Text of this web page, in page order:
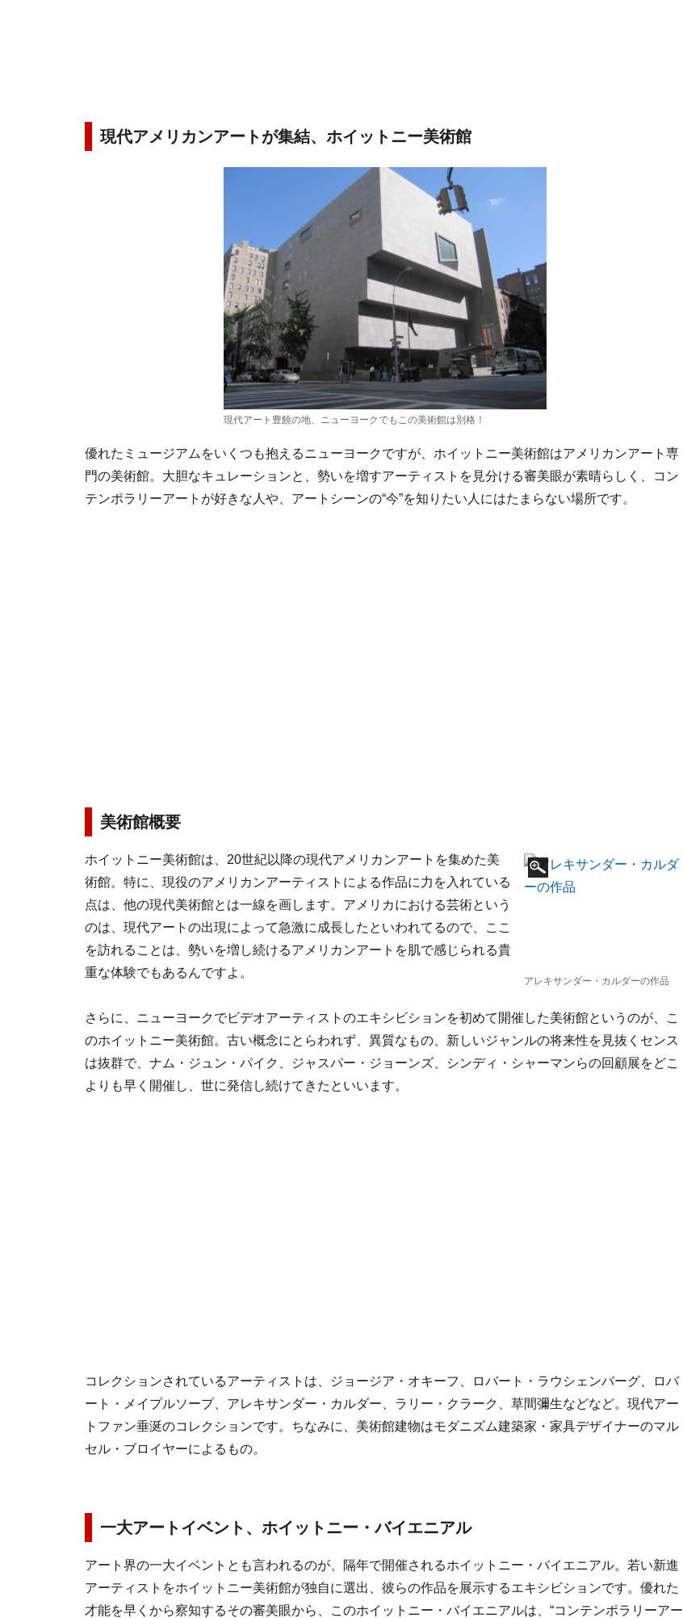
現代アメリカンアートが集結、ホイットニー美術館
現代アート豊饒の地、ニューヨークでもこの美術館は別格！
優れたミュージアムをいくつも抱えるニューヨークですが、ホイットニー美術館はアメリカンアート専
門の美術館。大胆なキュレーションと、勢いを増すアーティストを見分ける審美眼が素晴らしく、コン
テンポラリーアートが好きな人や、アートシーンの“今”を知りたい人にはたまらない場所です。
美術館概要
アレキサンダー・カルダーの作品
ホイットニー美術館は、20世紀以降の現代アメリカンアートを集めた美
術館。特に、現役のアメリカンアーティストによる作品に力を入れている
点は、他の現代美術館とは一線を画します。アメリカにおける芸術という
のは、現代アートの出現によって急激に成長したといわれてるので、ここ
を訪れることは、勢いを増し続けるアメリカンアートを肌で感じられる貴
重な体験でもあるんですよ。
さらに、ニューヨークでビデオアーティストのエキシビションを初めて開催した美術館というのが、こ
のホイットニー美術館。古い概念にとらわれず、異質なもの、新しいジャンルの将来性を見抜くセンス
は抜群で、ナム・ジュン・パイク、ジャスパー・ジョーンズ、シンディ・シャーマンらの回顧展をどこ
よりも早く開催し、世に発信し続けてきたといいます。
コレクションされているアーティストは、ジョージア・オキーフ、ロバート・ラウシェンバーグ、ロバ
ート・メイプルソープ、アレキサンダー・カルダー、ラリー・クラーク、草間彌生などなど。現代アー
トファン垂涎のコレクションです。ちなみに、美術館建物はモダニズム建築家・家具デザイナーのマル
セル・ブロイヤーによるもの。
一大アートイベント、ホイットニー・バイエニアル
アート界の一大イベントとも言われるのが、隔年で開催されるホイットニー・バイエニアル。若い新進
アーティストをホイットニー美術館が独自に選出、彼らの作品を展示するエキシビションです。優れた
才能を早くから察知するその審美眼から、このホイットニー・バイエニアルは、“コンテンポラリーアー